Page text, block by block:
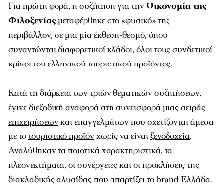
Για πρώτη φορά, η συζήτηση για τηνΟικονομία της
Φιλοξενίαςμεταφέρθηκε στο «φυσικό» της
περιβάλλον, σε μια μία έκθεση-θεσμό, όπου
συναντώνται διαφορετικοί κλάδοι, όλοι τους συνδετικοί
κρίκοι του ελληνικού τουριστικού προϊόντος.
Κατά τη διάρκεια των τριών θεματικών συζητήσεων,
έγινε διεξοδική αναφορά στη συνεισφορά μιας σειράς
επιχειρήσεωνκαι επαγγελμάτων που σχετίζονται άμεσα
με τοτουριστικό προϊόνχωρίς να είναιξενοδοχεία.
Αναλύθηκαν τα ποιοτικά χαρακτηριστικά, τα
πλεονεκτήματα, οι συνέργειες και οι προκλήσεις της
διακλαδικής αλυσίδας που απαρτίζει το brandΕλλάδα.